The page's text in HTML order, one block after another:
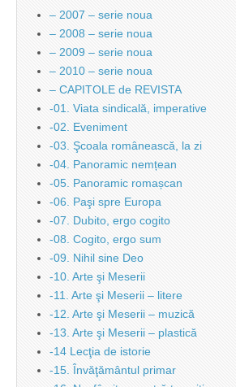
– 2007 – serie noua
– 2008 – serie noua
– 2009 – serie noua
– 2010 – serie noua
– CAPITOLE de REVISTA
-01. Viata sindicală, imperative
-02. Eveniment
-03. Şcoala românească, la zi
-04. Panoramic nemțean
-05. Panoramic romașcan
-06. Paşi spre Europa
-07. Dubito, ergo cogito
-08. Cogito, ergo sum
-09. Nihil sine Deo
-10. Arte şi Meserii
-11. Arte şi Meserii – litere
-12. Arte şi Meserii – muzică
-13. Arte şi Meserii – plastică
-14 Lecţia de istorie
-15. Învăţământul primar